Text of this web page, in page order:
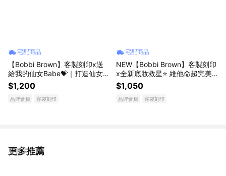
宅配商品
【Bobbi Brown】客製刻印x送
給我的仙女Babe💝｜打造仙女
光！金緻美肌粉精巧版 #PinkGlo
w 壽星贈禮 打亮粉 情人節禮物
$1,200
品牌會員 客製刻印
宅配商品
NEW【Bobbi Brown】客製刻印
x全新底妝救星⭐ 維他命超完美
乳霜 15ml / 50ml | 妝前乳推薦 |
全新升級 生日禮物 送女友 送男
友
$1,050
品牌會員 客製刻印
更多推薦
看更多